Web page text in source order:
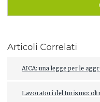
Articoli Correlati
AICA: una legge per le
Lavoratori del turismo: